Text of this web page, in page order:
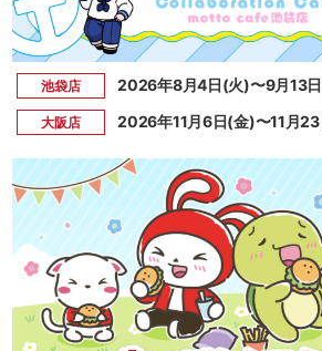
池袋店 2026年8月4日(火)〜9月13
大阪店 2026年11月6日(金)〜11月